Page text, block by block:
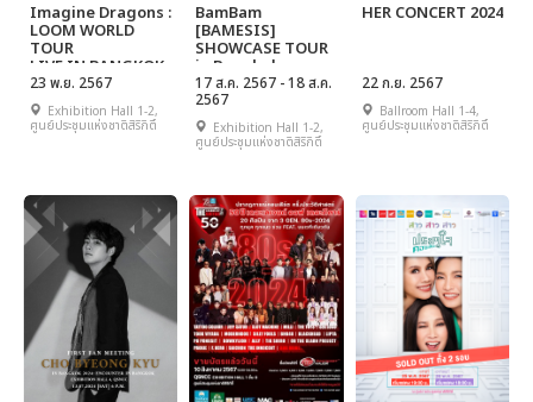
Imagine Dragons :
LOOM WORLD
TOUR
LIVE IN BANGKOK
23 พ.ย. 2567
Exhibition Hall 1-2,
ศูนย์ประชุมแห่งชาติสิริกิติ์
BamBam
[BAMESIS]
SHOWCASE TOUR
in Bangkok
17 ส.ค. 2567 - 18 ส.ค.
2567
Exhibition Hall 1-2,
ศูนย์ประชุมแห่งชาติสิริกิติ์
HER CONCERT 2024
22 ก.ย. 2567
Ballroom Hall 1-4,
ศูนย์ประชุมแห่งชาติสิริกิติ์